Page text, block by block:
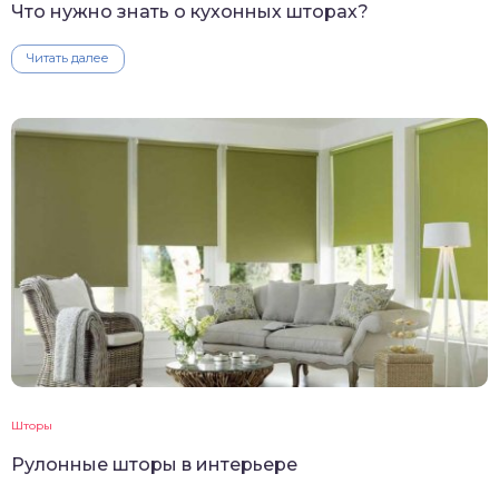
Что нужно знать о кухонных шторах?
Читать далее
Шторы
Рулонные шторы в интерьере